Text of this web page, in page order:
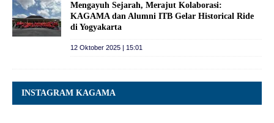
Mengayuh Sejarah, Merajut Kolaborasi:
KAGAMA dan Alumni ITB Gelar Historical Ride
di Yogyakarta
12 Oktober 2025 | 15:01
INSTAGRAM KAGAMA